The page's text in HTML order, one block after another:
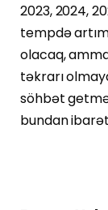
2023, 2024,
tempdə
olacaq,
təkrarı
söhbət
bundan